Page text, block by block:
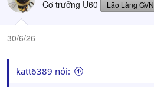
i
o
n
:
Cơ trưởng U60 Lão Làng GVN
30/6/26
katt6389 nói: